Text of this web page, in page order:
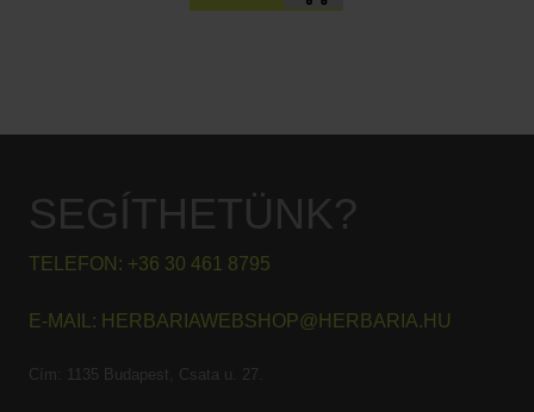
SEGÍTHETÜNK?
TELEFON: +36 30 461 8795
E-MAIL: HERBARIAWEBSHOP@HERBARIA.HU
Cím: 1135 Budapest, Csata u. 27.